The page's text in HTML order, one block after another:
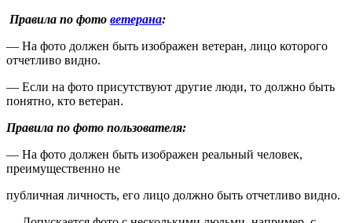
Правила по фото ветерана:
— На фото должен быть изображен ветеран, лицо которого
отчетливо видно.
— Если на фото присутствуют другие люди, то должно быть
понятно, кто ветеран.
Правила по фото пользователя:
— На фото должен быть изображен реальный человек,
преимущественно не
публичная личность, его лицо должно быть отчетливо видно.